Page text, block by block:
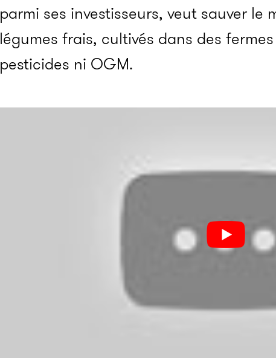
parmi ses investisseurs, veut sauver le
légumes frais, cultivés dans des
pesticides ni OGM.